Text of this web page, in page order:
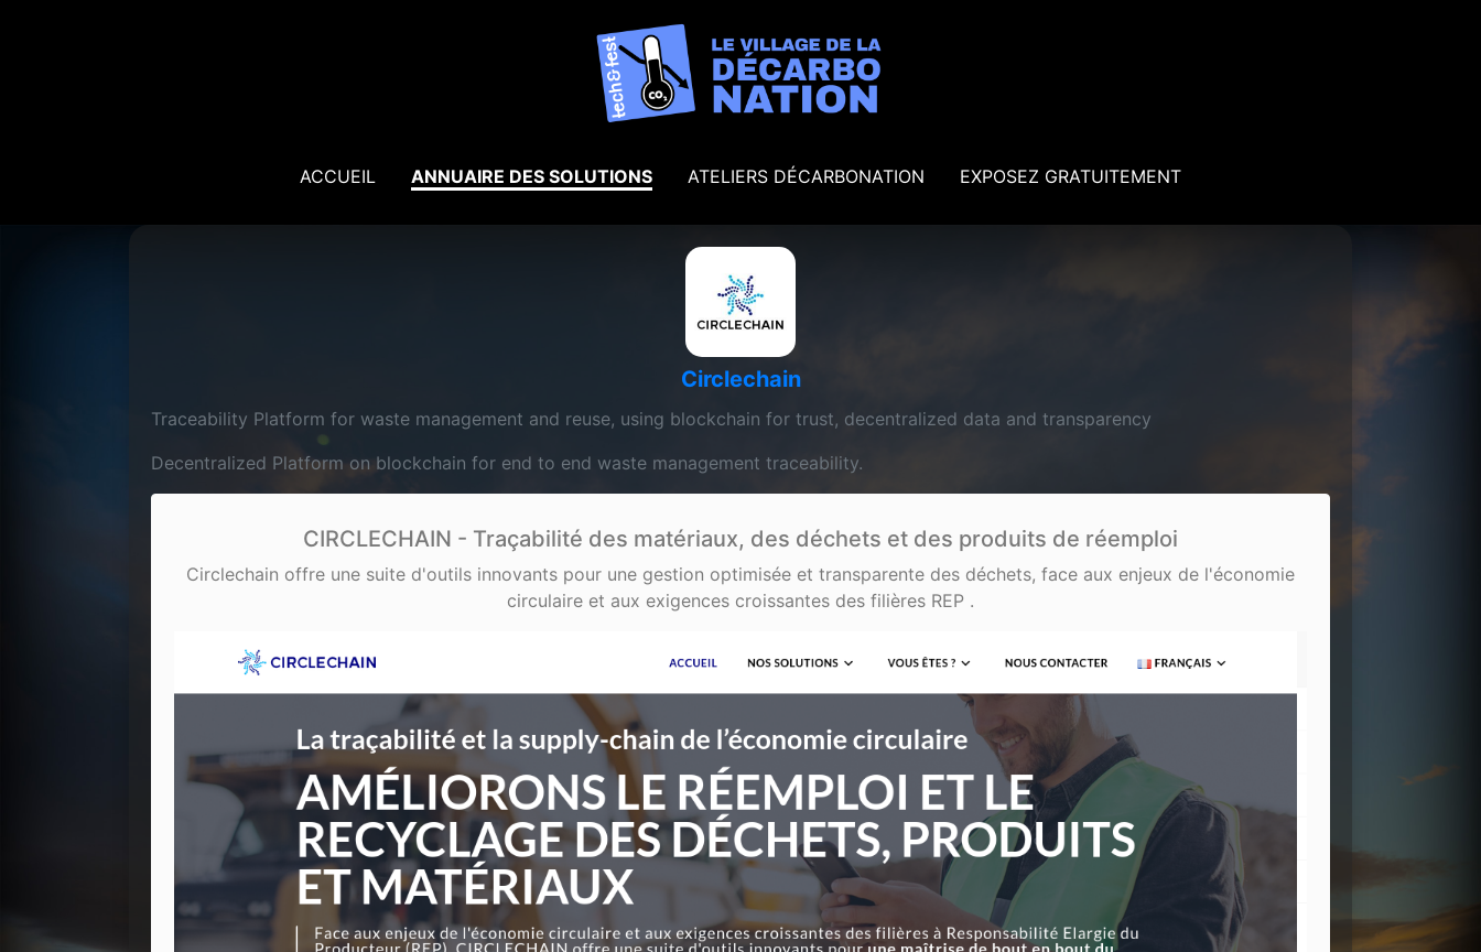
ACCUEIL ANNUAIRE DES SOLUTIONS ATELIERS DÉCARBONATION EXPOSEZ GRATUITEMENT
Circlechain
Traceability Platform for waste management and reuse, using blockchain for trust, decentralized data and transparency
Decentralized Platform on blockchain for end to end waste management traceability.
CIRCLECHAIN - Traçabilité des matériaux, des déchets et des produits de réemploi
Circlechain offre une suite d'outils innovants pour une gestion optimisée et transparente des déchets, face aux enjeux de l'économie
circulaire et aux exigences croissantes des filières REP .